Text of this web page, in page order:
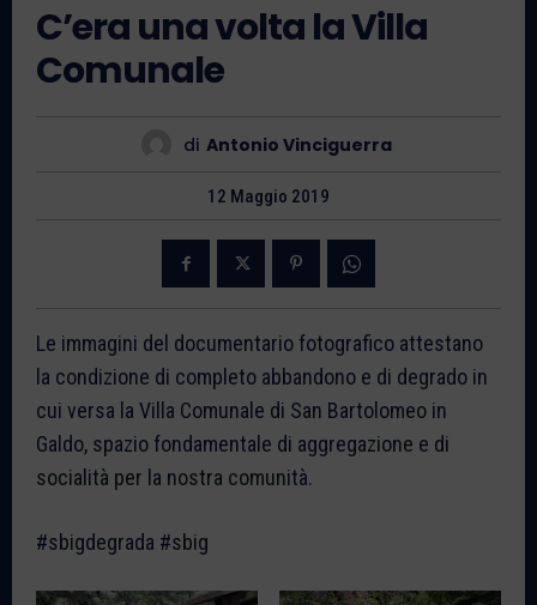
C’era una volta la Villa
Comunale
di Antonio Vinciguerra
12 Maggio 2019
Le immagini del documentario fotografico attestano
la condizione di completo abbandono e di degrado in
cui versa la Villa Comunale di San Bartolomeo in
Galdo, spazio fondamentale di aggregazione e di
socialità per la nostra comunità.
#sbigdegrada #sbig